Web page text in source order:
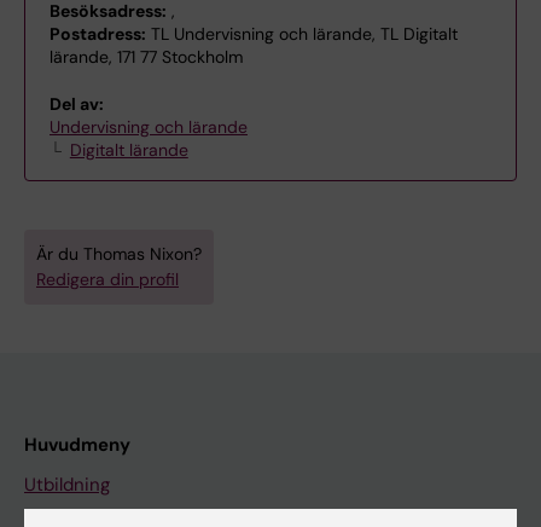
Besöksadress: ,
Postadress: TL Undervisning och lärande, TL Digitalt
lärande, 171 77 Stockholm
Del av:
Undervisning och lärande
Digitalt lärande
Är du Thomas Nixon?
Redigera din profil
Huvudmeny
Utbildning